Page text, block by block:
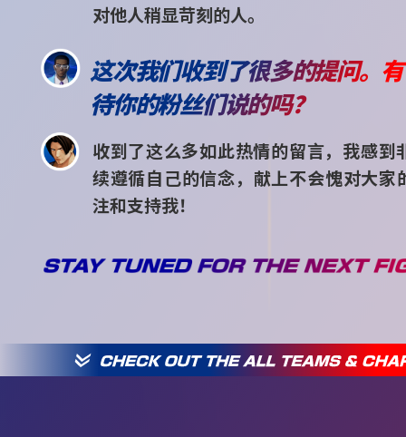
对他人稍显苛刻的人。
这次我们收到了很多的提问。
待你的粉丝们说的吗？
收到了这么多如此热情的留言，我感到
续遵循自己的信念，献上不会愧对大家
注和支持我！